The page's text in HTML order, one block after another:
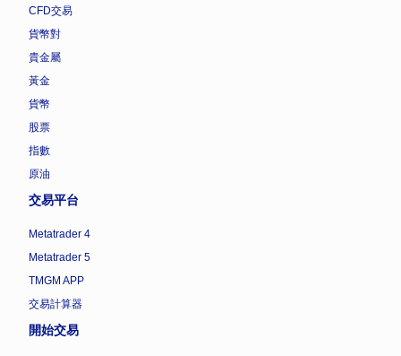
CFD交易
貨幣對
貴金屬
黃金
貨幣
股票
指數
原油
交易平台
Metatrader 4
Metatrader 5
TMGM APP
交易計算器
開始交易